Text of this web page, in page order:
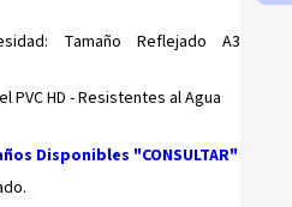
Tamaño Reflejado A3
PVC HD - Resistentes al Agua
Disponibles "CONSULTAR"